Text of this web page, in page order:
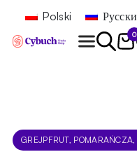
Polski
0
GREJPFRUT, POMARAŃCZA,